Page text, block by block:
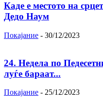
Каде е местото на
Дедо Наум
Покајание - 30/12/2023
24. Недела по
луѓе бараат...
Покајание - 25/12/2023